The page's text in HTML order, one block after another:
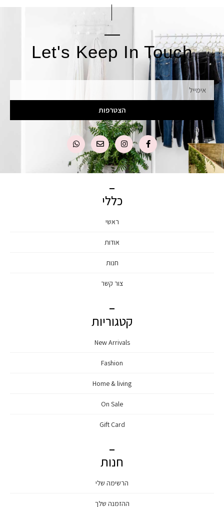
Let's Keep In Touch
אימייל
הצטרפות
כללי
ראשי
אודות
חנות
צור קשר
קטגוריות
New Arrivals
Fashion
Home & living
On Sale
Gift Card
חנות
הרשימה שלי
ההזמנה שלך